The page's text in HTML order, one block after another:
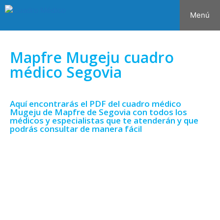
Menú
Mapfre Mugeju cuadro
médico Segovia
Aquí encontrarás el PDF del cuadro médico
Mugeju de Mapfre de Segovia con todos los
médicos y especialistas que te atenderán y que
podrás consultar de manera fácil